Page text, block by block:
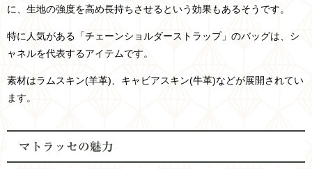
に、生地の強度を高め長持ちさせるという効果もあるそうです。
特に人気がある「チェーンショルダーストラップ」のバッグは、シ
ャネルを代表するアイテムです。
素材はラムスキン(羊革)、キャビアスキン(牛革)などが展開されてい
ます。
マトラッセの魅力